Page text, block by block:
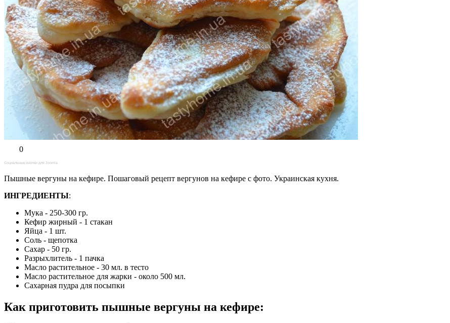
0
Социальные кнопки для Joomla
Пышные вергуны на кефире. Пошаговый рецепт вергунов на кефире с фото. Украинская кухня.
ИНГРЕДИЕНТЫ:
Мука - 250-300 гр.
Кефир жирный - 1 стакан
Яйца - 1 шт.
Соль - щепотка
Сахар - 50 гр.
Разрыхлитель - 1 пачка
Масло растительное - 30 мл. в тесто
Масло растительное для жарки - около 500 мл.
Сахарная пудра для посыпки
Как приготовить пышные вергуны на кефире: